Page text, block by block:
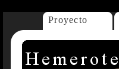
Proyecto